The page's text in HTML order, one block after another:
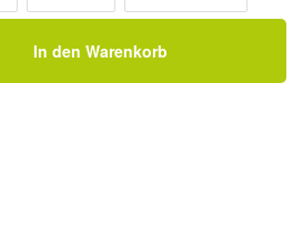
In den Warenkorb